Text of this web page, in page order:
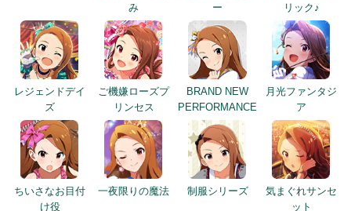
レジェンドデイ
ズ
ご機嫌ローズプ
リンセス
BRAND NEW
PERFORMANCE
月光ファンタジ
ア
ちいさなお目付
け役
一夜限りの魔法 制服シリーズ
気まぐれサンセ
ット